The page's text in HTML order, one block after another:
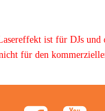
ist für DJs und
für den